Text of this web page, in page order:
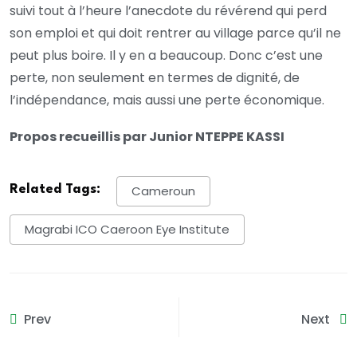
suivi tout à l’heure l’anecdote du révérend qui perd
son emploi et qui doit rentrer au village parce qu’il ne
peut plus boire. Il y en a beaucoup. Donc c’est une
perte, non seulement en termes de dignité, de
l’indépendance, mais aussi une perte économique.
Propos recueillis par Junior NTEPPE KASSI
Related Tags: Cameroun
Magrabi ICO Caeroon Eye Institute
Prev Next